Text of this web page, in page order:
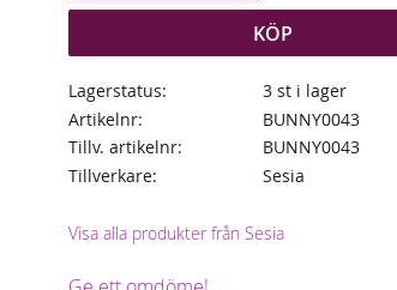
KÖP
Lagerstatus
3 st i lager
Artikelnr
BUNNY0043
Tillv. artikelnr
BUNNY0043
Tillverkare
Sesia
Visa alla produkter från Sesia